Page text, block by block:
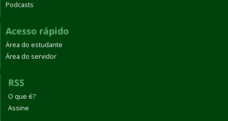
Podcasts
Acesso rápido
Área do estudante
Área do servidor
RSS
O que é?
Assine